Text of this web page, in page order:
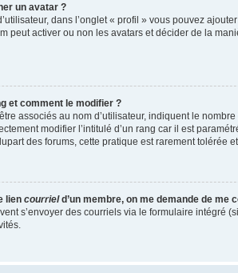
un avatar ?
dans l’onglet « profil » vous pouvez
peut activer ou non les avatars et décider de la
et comment le modifier ?
associés au nom d’utilisateur, indiquent le
modifier l’intitulé d’un rang car il est
des forums, cette pratique est rarement tolérée
lien courrield’un membre, on me demande de me
s’envoyer des courriels via le formulaire intégré